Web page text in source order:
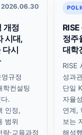
2026.06.30
개정
시대,
시
규정
학컨설팅
.
인정,
범위
·교육과정
정주
대학
RISE
성과
단일
자율
연계,
보는
해석